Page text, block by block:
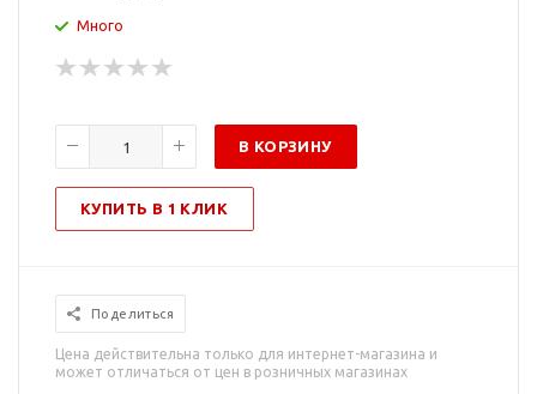
Много
В КОРЗИНУ
КУПИТЬ В 1 КЛИК
Поделиться
Цена действительна только для интернет-магазина и
может отличаться от цен в розничных магазинах